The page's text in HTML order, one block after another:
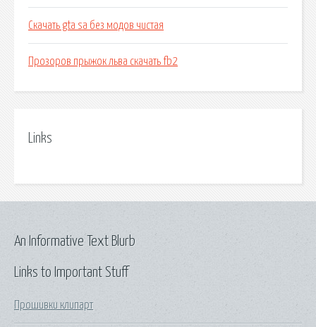
Скачать gta sa без модов чистая
Прозоров прыжок льва скачать fb2
Links
Links to Important Stuff
Прошивки клипарт
An Informative Text Blurb